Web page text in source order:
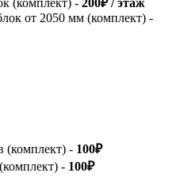
(комплект) - 200₽ / этаж
от 2050 мм (комплект) -
(комплект) - 100₽
- 100₽